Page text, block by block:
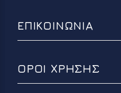
ΕΠΙΚΟΙΝΩΝΙΑ
ΟΡΟΙ ΧΡΗΣΗΣ